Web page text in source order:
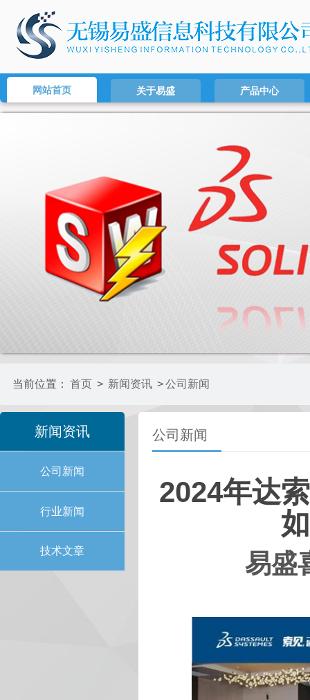
网站首页 关于易盛 产品中心
当前位置： 首页 > 新闻资讯 >公司新闻
新闻资讯
公司新闻
行业新闻
技术文章
公司新闻
2024年达
易盛